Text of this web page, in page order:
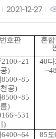
2021-12-27
호판
혼
2100~21
)
8500~85
공)
8500~85
)
)
40다
6400~64
85도